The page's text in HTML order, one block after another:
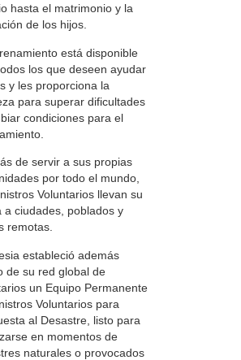
hasta el matrimonio y la
de los hijos.
está disponible
los que deseen ayudar
y les proporciona la
para superar dificultades
condiciones para el
de servir a sus propias
por todo el mundo,
Voluntarios llevan su
a ciudades, poblados y
remotas.
estableció además
de su red global de
un Equipo Permanente
Voluntarios para
al Desastre, listo para
en momentos de
naturales o provocados